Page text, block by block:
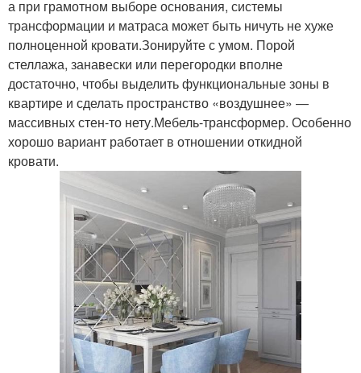
а при грамотном выборе основания, системы
трансформации и матраса может быть ничуть не хуже
полноценной кровати.Зонируйте с умом. Порой
стеллажа, занавески или перегородки вполне
достаточно, чтобы выделить функциональные зоны в
квартире и сделать пространство «воздушнее» —
массивных стен-то нету.Мебель-трансформер. Особенно
хорошо вариант работает в отношении откидной
кровати.